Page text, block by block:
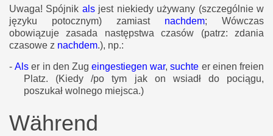
Uwaga! Spójnik alsjest niekiedy używany (szczególnie w
języku potocznym) zamiast nachdem; Wówczas
obowiązuje zasada następstwa czasów (patrz: zdania
czasowe z nachdem.), np.:
- Alser in den Zugeingestiegen war,suchte er einen freien
Platz. (Kiedy /po tym jak on wsiadł do pociągu,
poszukał wolnego miejsca.)
Während